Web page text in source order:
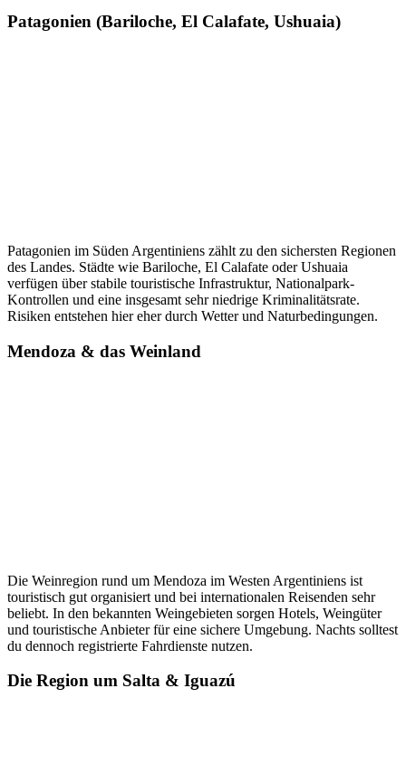
Patagonien (Bariloche, El Calafate, Ushuaia)
Patagonien im Süden Argentiniens zählt zu den sichersten Regionen
des Landes. Städte wie Bariloche, El Calafate oder Ushuaia
verfügen über stabile touristische Infrastruktur, Nationalpark-
Kontrollen und eine insgesamt sehr niedrige Kriminalitätsrate.
Risiken entstehen hier eher durch Wetter und Naturbedingungen.
Mendoza & das Weinland
Die Weinregion rund um Mendoza im Westen Argentiniens ist
touristisch gut organisiert und bei internationalen Reisenden sehr
beliebt. In den bekannten Weingebieten sorgen Hotels, Weingüter
und touristische Anbieter für eine sichere Umgebung. Nachts solltest
du dennoch registrierte Fahrdienste nutzen.
Die Region um Salta & Iguazú